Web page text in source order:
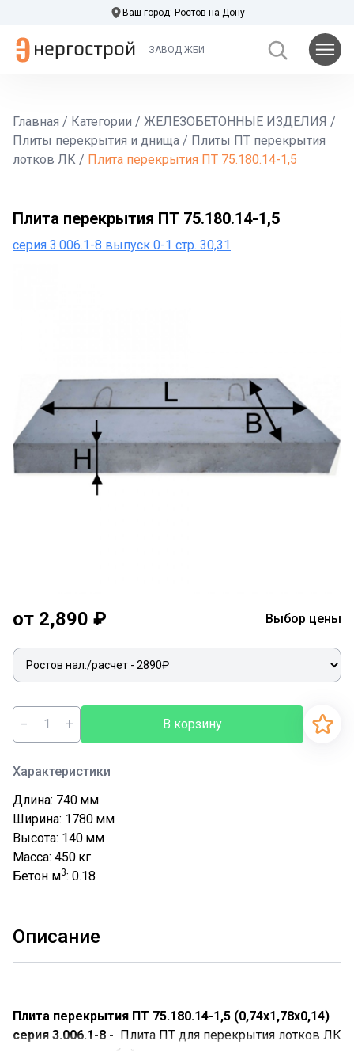
Ваш город: Ростов-на-Дону
ЗАВОД ЖБИ
Главная / Категории / ЖЕЛЕЗОБЕТОННЫЕ ИЗДЕЛИЯ /
Плиты перекрытия и днища / Плиты ПТ перекрытия
лотков ЛК / Плита перекрытия ПТ 75.180.14-1,5
Плита перекрытия ПТ 75.180.14-1,5
серия 3.006.1-8 выпуск 0-1 стр. 30,31
от 2,890 ₽ Выбор цены
− + В корзину
Характеристики
Длина: 740 мм
Ширина: 1780 мм
Высота: 140 мм
Масса: 450 кг
Бетон м3: 0.18
Описание
Плита перекрытия ПТ 75.180.14-1,5 (0,74х1,78х0,14)
серия 3.006.1-8 - Плита ПТ для перекрытия лотков ЛК
представляют собой специализированные